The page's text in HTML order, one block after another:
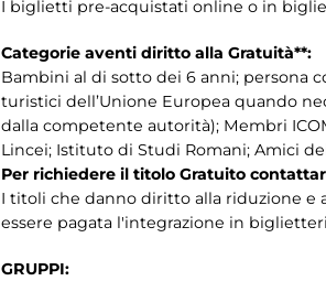
I biglietti pre-acquistati online o in
Categorie aventi diritto alla Gratuità**:
Bambini al di sotto dei 6 anni; persona
turistici dell’Unione Europea quando
dalla competente autorità); Membri
Lincei; Istituto di Studi Romani; Amici
Per richiedere il titolo Gratuito
I titoli che danno diritto alla riduzione e
essere pagata l'integrazione in
GRUPPI: